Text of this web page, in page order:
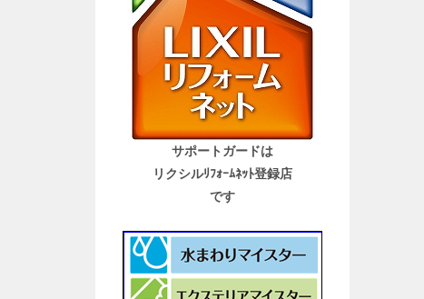
サポートガードは
リクシルﾘﾌｫｰﾑﾈｯﾄ登録店
です